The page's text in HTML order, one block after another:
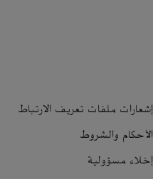
إشعارات ملفات تعريف الارتباط
الأحكام والشروط
إخلاء مسؤولية